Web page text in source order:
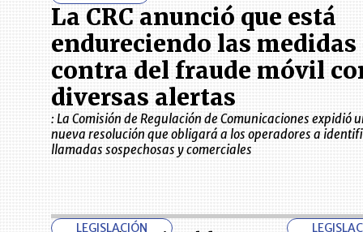
La CRC anunció que está
endureciendo las medidas
contra del fraude móvil
diversas alertas
: La Comisión de Regulación de Comunicaciones expidió
nueva resolución que obligará a los operadores a
llamadas sospechosas y comerciales
LEGISLACIÓN